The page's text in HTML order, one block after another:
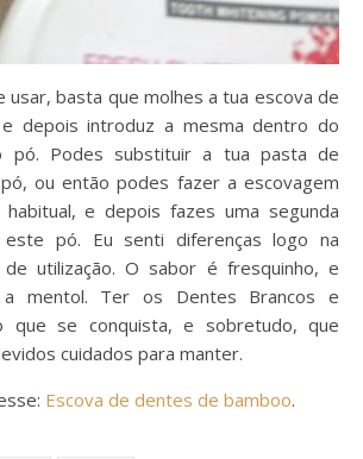
usar, basta que molhes a tua escova de
depois introduz a mesma dentro do
pó. Podes substituir a tua pasta de
ou então podes fazer a escovagem
e depois fazes uma segunda
este pó. Eu senti diferenças logo na
de utilização. O sabor é fresquinho, e
mentol. Ter os Dentes Brancos e
que se conquista, e sobretudo, que
cuidados para manter.
Escova de dentes de bamboo.